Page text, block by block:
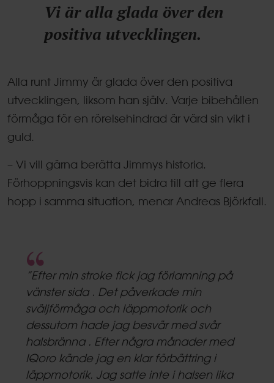
Vi är alla glada över den
positiva utvecklingen.
Alla runt Jimmy är glada över den positiva
utvecklingen, liksom han själv. Varje bibehållen
förmåga för en rörelsehindrad är värd sin vikt i
guld.
– Vi vill gärna berätta Jimmys historia.
Förhoppningsvis kan det bidra till att ge flera
hopp i samma situation, menar Andreas Björkfall.
rating
”Efter min stroke fick jag förlamning på
vänster sida . Det påverkade min
sväljförmåga och läppmotorik och
dessutom hade jag besvär med svår
halsbränna . Efter några månader med
IQoro kände jag en klar förbättring i
läppmotorik. Jag satte inte i halsen lika